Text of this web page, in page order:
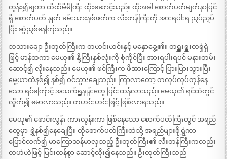
တွန်း၍ချကာ ထိထိမိမိကြီး ထိုးဆောင့်သည်။ ထိုအခါ စောက်ပတ်မျက်နှာပြင်
ရှိ စောက်ပတ် နှုတ် ခမ်းသားနှစ်ဖက်က လီးတန်ကြီးကို အားရပါးရ ညှပ်ညှပ်
ပြီး ဆွဲညှစ်နေကြသည်။
ဘသားချော ဦးတုတ်ကြီးက တဟင်းဟင်းနှင့် မနှောခွေ့၏။ တရှူးရှူးတရှဲရှဲ
ဖြင့် မာန်ထကာ မေယု၏ နို့ကြီးနှစ်လုံးကို စုံကိုင်ပြီး အားရပါးရပင် မနားတမ်း
ဆောင့်၍ လိုးနေသည်။ မေယု၏ ဖင်ကြီးက ဖိအားကြောင့် ပြားပြားသွားပြီး
မွေ့ယာထဲနစ်၍ နစ်၍ ဝင်သွားချေသည်။ ကြာလာတော့ တလှပ်လှပ်တုန်နေ
သော ရင်ကြောင့် အသက်ရှူနှုန်းတွေ ပြင်းထန်လာသည်။ မေယု၏ ရင်ထဲတွင်
လှိုက်၍ မောလာသည်။ တဟင်းဟင်းဖြင့် ဖြစ်လာရသည်။
မေယု၏ ဖောင်းလွန်း ကားလွန်းကာ ဖြစ်နေသော စောက်ပတ်ကြီးတွင် အရည်
တွေမှာ ရွှဲနစ်၍နေချေပြီ။ ထိုစောက်ပတ်ကြီးထဲသို့ အရည်များစိုရွှဲကာ
ပြောင်လက်၍ မာကြောသန်မာလှသည့် ဦးတုတ်ကြီး၏ လီးတန်ကြီးကလည်း
တဟဲဟဲဖြင့် ပြင်းထန်စွာ ဆောင့်လိုး၍နေသည်။ ဦးတုတ်ကြီးသည်